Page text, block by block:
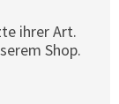
ihrer Art.
Shop.